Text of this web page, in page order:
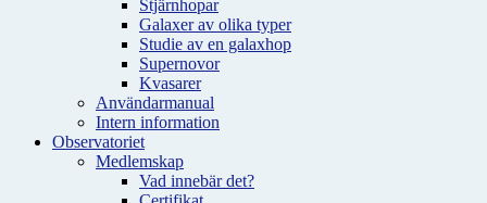
Stjärnhopar
Galaxer av olika typer
Studie av en galaxhop
Supernovor
Kvasarer
Användarmanual
Intern information
Observatoriet
Medlemskap
Vad innebär det?